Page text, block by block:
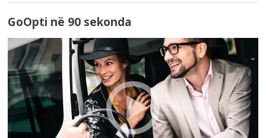
GoOpti në 90 sekonda